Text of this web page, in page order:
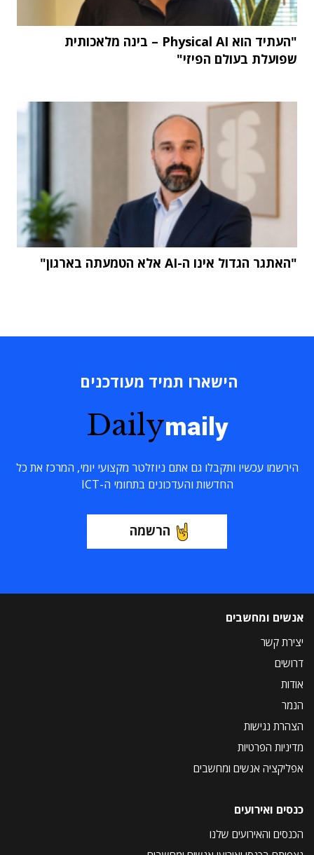
"העתיד הוא Physical AI – בינה מלאכותית
שפועלת בעולם הפיזי"
"האתגר הגדול אינו ה-AI אלא הטמעתה בארגון"
הישארו תמיד מעודכנים
Dailymaily
הירשמו עכשיו ותקבלו גם אתם ניוזלטר מקצועי יומי, המרכז את כל
החדשות והעדכונים בתחומי ה-ICT
הרשמה
אנשים ומחשבים
יצירת קשר
דרושים
אודות
הנמר
הצהרת נגישות
מדיניות הפרטיות
אפליקציה אנשים ומחשבים
כנסים ואירועים
הכנסים והאירועים שלנו